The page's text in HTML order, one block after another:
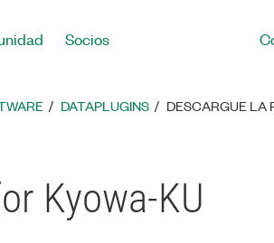
Socios
DATAPLUGINS DESCARGUE LA
Kyowa-KU